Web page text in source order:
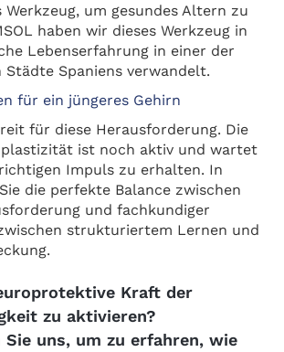
um gesundes Altern zu
haben wir dieses Werkzeug in
Lebenserfahrung in einer der
Spaniens verwandelt.
für diese Herausforderung. Die
ist noch aktiv und wartet
Impuls zu erhalten. In
die perfekte Balance zwischen
und fachkundiger
strukturiertem Lernen und
Kraft der
zu aktivieren?
uns, um zu erfahren, wie